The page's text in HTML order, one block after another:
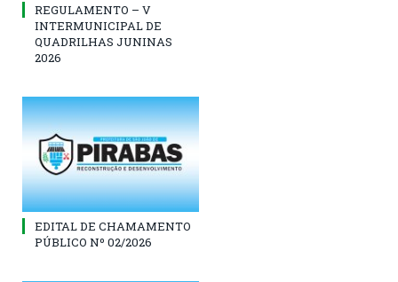
REGULAMENTO – V
INTERMUNICIPAL DE
QUADRILHAS JUNINAS
2026
EDITAL DE CHAMAMENTO
PÚBLICO Nº 02/2026